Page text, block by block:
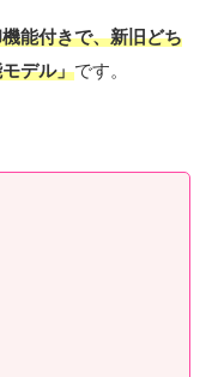
能付きで、新旧どち
デル」です。